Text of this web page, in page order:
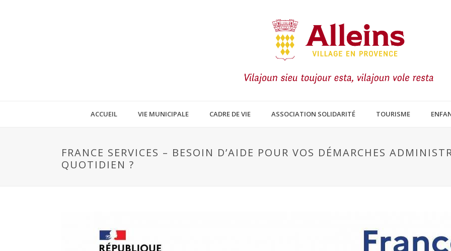
ACCUEIL VIE MUNICIPALE CADRE DE VIE ASSOCIATION SOLIDARITÉ TOURISME
FRANCE SERVICES – BESOIN D’AIDE POUR VOS DÉMARCHES
QUOTIDIEN ?